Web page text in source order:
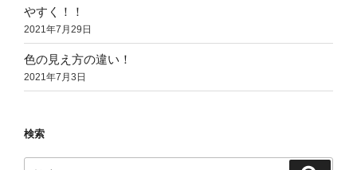
やすく！！
2021年7月29日
色の見え方の違い！
2021年7月3日
検索